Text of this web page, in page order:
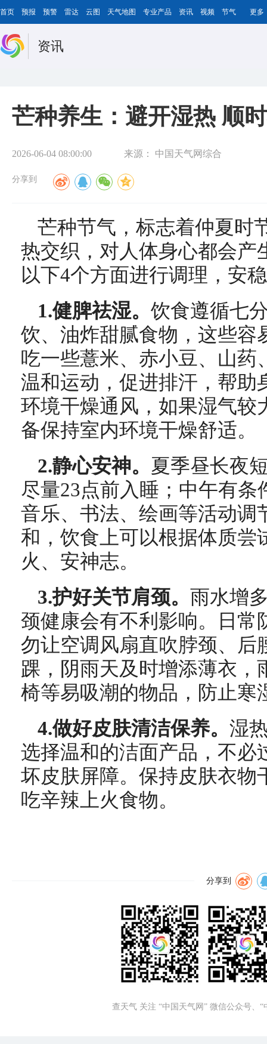
首页 预报 预警 雷达 云图 天气地图 专业产品 资讯 视频 节气 更多
资讯
芒种养生：避开湿热 顺
2026-06-04 08:00:00 来源： 中国天气网综合
分享到
芒种节气，标志着仲夏时
热交织，对人体身心都会产
以下4个方面进行调理，安
1.健脾祛湿。 饮食遵循七
饮、油炸甜腻食物，这些容
吃一些薏米、赤小豆、山药
温和运动，促进排汗，帮助
环境干燥通风，如果湿气较
备保持室内环境干燥舒适。
2.静心安神。 夏季昼长夜
尽量23点前入睡；中午有
音乐、书法、绘画等活动调
和，饮食上可以根据体质尝
火、安神志。
3.护好关节肩颈。 雨水增
颈健康会有不利影响。日常
勿让空调风扇直吹脖颈、后
踝，阴雨天及时增添薄衣，
椅等易吸潮的物品，防止寒
4.做好皮肤清洁保养。 湿
选择温和的洁面产品，不必
坏皮肤屏障。保持皮肤衣物
吃辛辣上火食物。
分享到
查天气 关注 “中国天气网” 微信公众号、